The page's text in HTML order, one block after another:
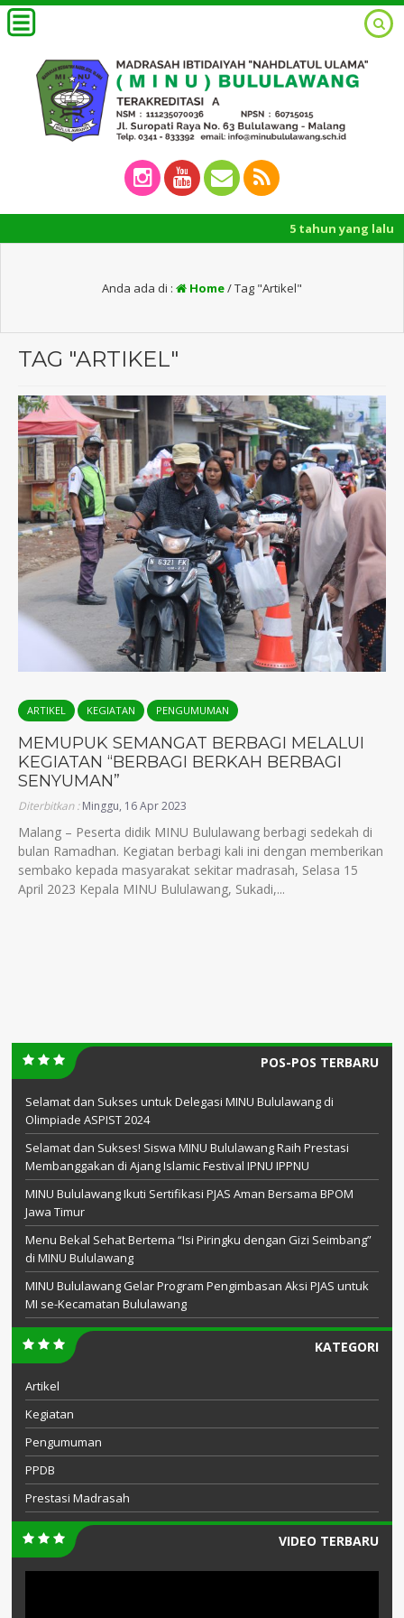
5 tahun yang lalu/
Anda ada di : Home/Tag "Artikel"
TAG "ARTIKEL"
ARTIKEL KEGIATAN PENGUMUMAN
MEMUPUK SEMANGAT BERBAGI MELALUI
KEGIATAN “BERBAGI BERKAH BERBAGI
SENYUMAN”
Diterbitkan :Minggu, 16 Apr 2023
Malang – Peserta didik MINU Bululawang berbagi sedekah di
bulan Ramadhan. Kegiatan berbagi kali ini dengan memberikan
sembako kepada masyarakat sekitar madrasah, Selasa 15
April 2023 Kepala MINU Bululawang, Sukadi,...
POS-POS TERBARU
Selamat dan Sukses untuk Delegasi MINU Bululawang di
Olimpiade ASPIST 2024
Selamat dan Sukses! Siswa MINU Bululawang Raih Prestasi
Membanggakan di Ajang Islamic Festival IPNU IPPNU
MINU Bululawang Ikuti Sertifikasi PJAS Aman Bersama BPOM
Jawa Timur
Menu Bekal Sehat Bertema “Isi Piringku dengan Gizi Seimbang”
di MINU Bululawang
MINU Bululawang Gelar Program Pengimbasan Aksi PJAS untuk
MI se-Kecamatan Bululawang
KATEGORI
Artikel
Kegiatan
Pengumuman
PPDB
Prestasi Madrasah
VIDEO TERBARU